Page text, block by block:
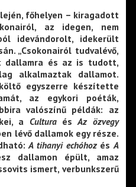
főhelyen – kiragadott
az idegen, nem
idevándorolt, idekerült
„Csokonairól tudvalévő,
dallamra és az is tudott,
alkalmaztak dallamot.
egyszerre készítette
az egykori poéták,
valószínű példák: az
a CulturaésAz özvegy
lévő dallamok egy része.
A tihanyi echóhozés A
dallamon épült, amaz
ismert, verbunkszerű